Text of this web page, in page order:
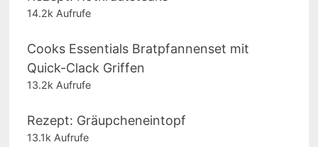
14.2k Aufrufe
Cooks Essentials Bratpfannenset mit
Quick-Clack Griffen
13.2k Aufrufe
Rezept: Gräupcheneintopf
13.1k Aufrufe